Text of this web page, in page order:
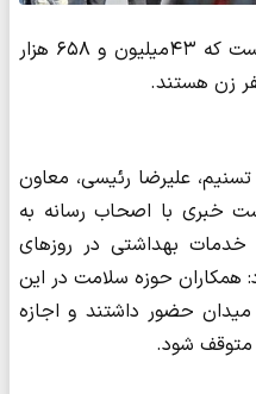
جمعیت کشور ۸۶.۵میلیون نفر است که ۴۳میلیون و ۶۵۸ هزار
علیرضا رئیسی، معاون
خبری با اصحاب رسانه به
خدمات بهداشتی در روزهای
همکاران حوزه سلامت در این
حضور داشتند و اجازه
متوقف شود.